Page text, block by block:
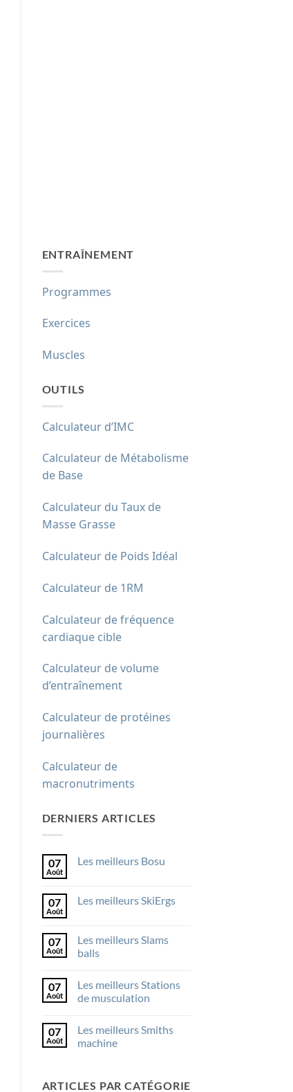
ENTRAÎNEMENT
Programmes
Exercices
Muscles
OUTILS
Calculateur d’IMC
Calculateur de Métabolisme
de Base
Calculateur du Taux de
Masse Grasse
Calculateur de Poids Idéal
Calculateur de 1RM
Calculateur de fréquence
cardiaque cible
Calculateur de volume
d’entraînement
Calculateur de protéines
journalières
Calculateur de
macronutriments
DERNIERS ARTICLES
07
Août
Les meilleurs Bosu
Les
07
Août
Les meilleurs SkiErgs
Les
meilleurs
SkiErgs
07
Août
Les meilleurs Slams
balls
sur
Les
meilleurs
07
Août
Les meilleurs Stations
de musculation
sur
meilleurs
07
Août
Les meilleurs Smiths
machine
Les
ARTICLES PAR CATÉGORIE